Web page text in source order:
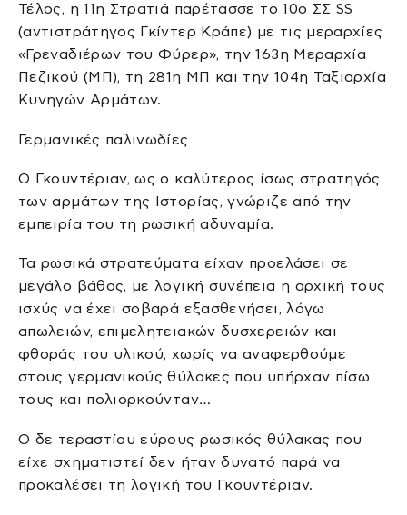
Τέλος, η 11η Στρατιά παρέτασσε το 10ο ΣΣ SS
(αντιστράτηγος Γκίντερ Κράπε) με τις μεραρχίες
«Γρεναδιέρων του Φύρερ», την 163η Μεραρχία
Πεζικού (ΜΠ), τη 281η ΜΠ και την 104η Ταξιαρχία
Κυνηγών Αρμάτων.
Γερμανικές παλινωδίες
Ο Γκουντέριαν, ως ο καλύτερος ίσως στρατηγός
των αρμάτων της Ιστορίας, γνώριζε από την
εμπειρία του τη ρωσική αδυναμία.
Τα ρωσικά στρατεύματα είχαν προελάσει σε
μεγάλο βάθος, με λογική συνέπεια η αρχική τους
ισχύς να έχει σοβαρά εξασθενήσει, λόγω
απωλειών, επιμελητειακών δυσχερειών και
φθοράς του υλικού, χωρίς να αναφερθούμε
στους γερμανικούς θύλακες που υπήρχαν πίσω
τους και πολιορκούνταν…
Ο δε τεραστίου εύρους ρωσικός θύλακας που
είχε σχηματιστεί δεν ήταν δυνατό παρά να
προκαλέσει τη λογική του Γκουντέριαν.